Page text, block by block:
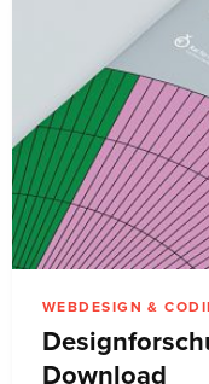
WEBDESIGN &
Download